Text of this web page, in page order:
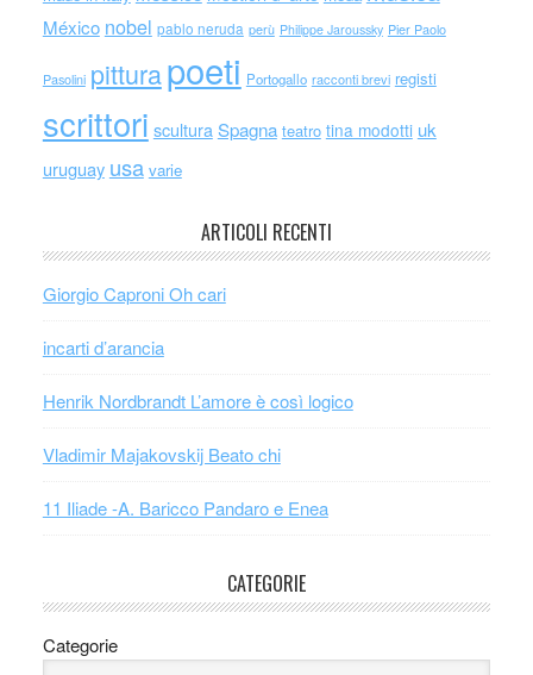
México nobel pablo neruda perù Philippe Jaroussky Pier Paolo
Pasolini pitturapoeti Portogallo racconti brevi registi
scrittori scultura Spagna teatro tina modotti uk
uruguay usa varie
ARTICOLI RECENTI
Giorgio Caproni Oh cari
incarti d’arancia
Henrik Nordbrandt L’amore è così logico
Vladimir Majakovskij Beato chi
11 Iliade -A. Baricco Pandaro e Enea
CATEGORIE
Categorie